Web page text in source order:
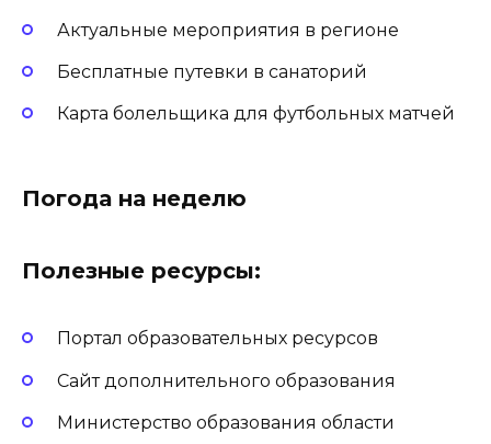
Актуальные мероприятия в регионе
Бесплатные путевки в санаторий
Карта болельщика для футбольных матчей
Погода на неделю
Полезные ресурсы:
Портал образовательных ресурсов
Сайт дополнительного образования
Министерство образования области